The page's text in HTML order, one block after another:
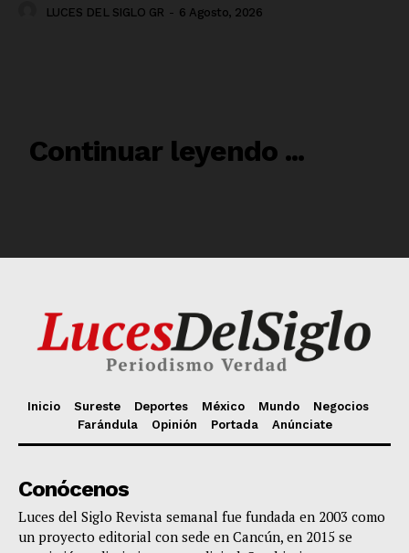
Inicio Sureste Deportes México Mundo
Negocios
Farándula
Opinión Portada Anúnciate
Conócenos
Luces del Siglo Revista semanal fue fundada en 2003 como
un proyecto editorial con sede en Cancún, en 2015 se